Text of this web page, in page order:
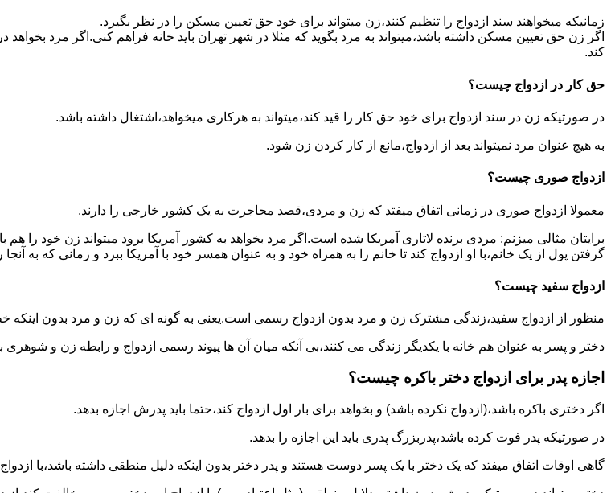
زمانیکه میخواهند سند ازدواج را تنظیم کنند،زن میتواند برای خود حق تعیین مسکن را در نظر بگیرد.
اگر زن حق تعیین مسکن داشته باشد،میتواند به مرد بگوید که مثلا در شهر تهران باید خانه فراهم کنی.اگر مرد
کند.
حق کار در ازدواج چیست؟
در صورتیکه زن در سند ازدواج برای خود حق کار را قید کند،میتواند به هرکاری میخواهد،اشتغال داشته باشد.
به هیچ عنوان مرد نمیتواند بعد از ازدواج،مانع از کار کردن زن شود.
ازدواج صوری چیست؟
معمولا ازدواج صوری در زمانی اتفاق میفتد که زن و مردی،قصد محاجرت به یک کشور خارجی را دارند.
برایتان مثالی میزنم: مردی برنده لاتاری آمریکا شده است.اگر مرد بخواهد به کشور آمریکا برود میتواند زن خود
گرفتن پول از یک خانم،با او ازدواج کند تا خانم را به همراه خود و به عنوان همسر خود با آمریکا ببرد و زمانی که به
ازدواج سفید چیست؟
منظور از ازدواج سفید،زندگی مشترک زن و مرد بدون ازدواج رسمی است.یعنی به گونه ای که زن و مرد بدون
دختر و پسر به عنوان هم خانه با یکدیگر زندگی می کنند،بی آنکه میان آن ها پیوند رسمی ازدواج و رابطه زن و
اجازه پدر برای ازدواج دختر باکره چیست؟
اگر دختری باکره باشد،(ازدواج نکرده باشد) و بخواهد برای بار اول ازدواج کند،حتما باید پدرش اجازه بدهد.
در صورتیکه پدر فوت کرده باشد،پدربزرگ پدری باید این اجازه را بدهد.
گاهی اوقات اتفاق میفتد که یک دختر با یک پسر دوست هستند و پدر دختر بدون اینکه دلیل منطقی داشته باشد،با